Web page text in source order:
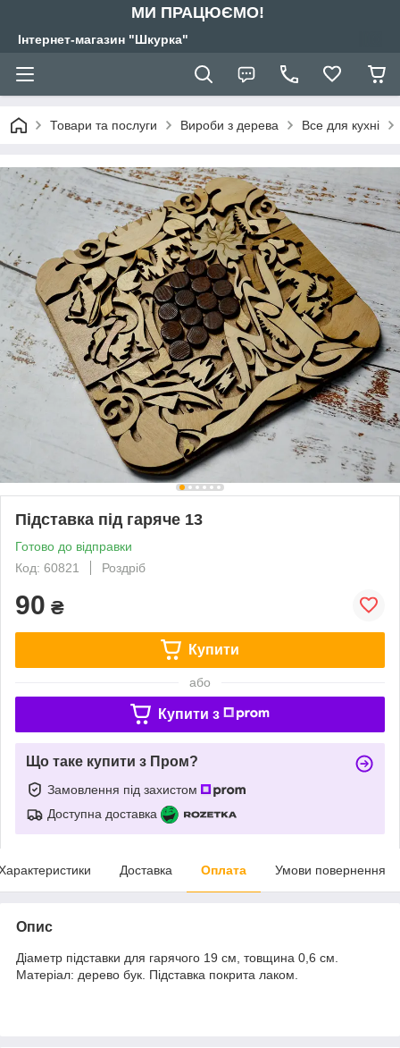
МИ ПРАЦЮЄМО!
Інтернет-магазин "Шкурка"
Товари та послуги Вироби з дерева Все для кухні
Підставка під гаряче 13
Готово до відправки
Код: 60821
Роздріб
90 ₴
Купити
або
Купити з
Що таке купити з Пром?
Замовлення під захистом
Доступна доставка
Доставка Оплата Умови повернення
Опис
Діаметр підставки для гарячого 19 см, товщина 0,6 см.
Матеріал: дерево бук. Підставка покрита лаком.